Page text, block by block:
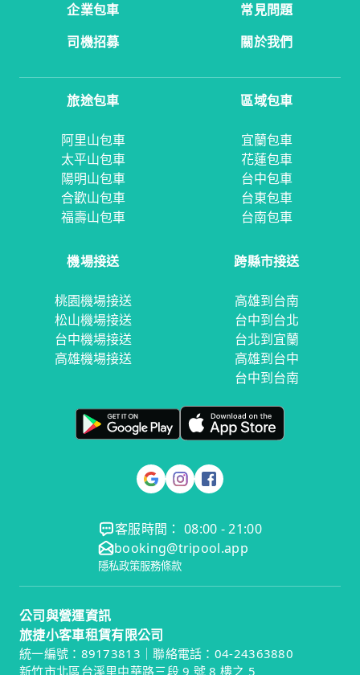
企業包車
常見問題
司機招募
關於我們
旅途包車
阿里山包車
太平山包車
陽明山包車
合歡山包車
福壽山包車
區域包車
宜蘭包車
花蓮包車
台中包車
台東包車
台南包車
機場接送
桃園機場接送
松山機場接送
台中機場接送
高雄機場接送
跨縣市接送
高雄到台南
台中到台北
台北到宜蘭
高雄到台中
台中到台南
客服時間： 08:00 - 21:00
booking@tripool.app
隱私政策服務條款
公司與營運資訊
旅捷小客車租賃有限公司
統一編號：89173813｜聯絡電話：04-24363880
新竹市北區台溪里中華路三段 9 號 8 樓之 5